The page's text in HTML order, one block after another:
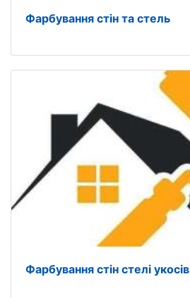
Фарбування стін та стель
Фарбування стін стелі укосів